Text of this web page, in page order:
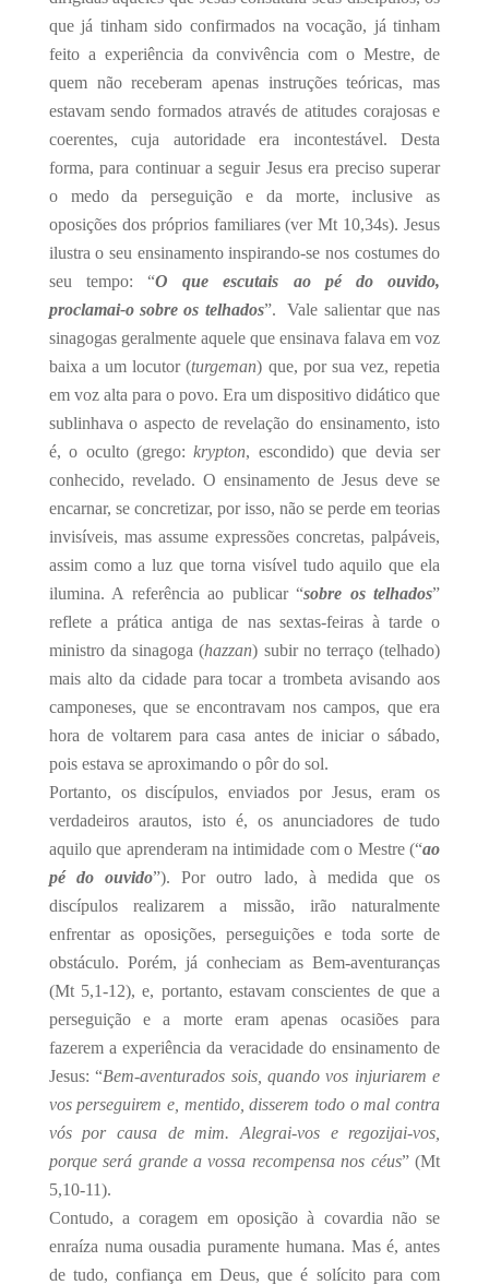
que já tinham sido confirmados na vocação, já tinham
feito a experiência da convivência com o Mestre, de
quem não receberam apenas instruções teóricas, mas
estavam sendo formados através de atitudes corajosas e
coerentes, cuja autoridade era incontestável. Desta
forma, para continuar a seguir Jesus era preciso superar
o medo da perseguição e da morte, inclusive as
oposições dos próprios familiares (ver Mt 10,34s). Jesus
ilustra o seu ensinamento inspirando-se nos costumes do
seu tempo: “O que escutais ao pé do ouvido,
proclamai-o sobre os telhados”. Vale salientar que nas
sinagogas geralmente aquele que ensinava falava em voz
baixa a um locutor (turgeman) que, por sua vez, repetia
em voz alta para o povo. Era um dispositivo didático que
sublinhava o aspecto de revelação do ensinamento, isto
é, o oculto (grego:krypton, escondido) que devia ser
conhecido, revelado. O ensinamento de Jesus deve se
encarnar, se concretizar, por isso, não se perde em teorias
invisíveis, mas assume expressões concretas, palpáveis,
assim como a luz que torna visível tudo aquilo que ela
ilumina. A referência ao publicar “sobre os telhados”
reflete a prática antiga de nas sextas-feiras à tarde o
ministro da sinagoga (hazzan) subir no terraço (telhado)
mais alto da cidade para tocar a trombeta avisando aos
camponeses, que se encontravam nos campos, que era
hora de voltarem para casa antes de iniciar o sábado,
pois estava se aproximando o pôr do sol.
Portanto, os discípulos, enviados por Jesus, eram os
verdadeiros arautos, isto é, os anunciadores de tudo
aquilo que aprenderam na intimidade com o Mestre (“ao
pé do ouvido”). Por outro lado, à medida que os
discípulos realizarem a missão, irão naturalmente
enfrentar as oposições, perseguições e toda sorte de
obstáculo. Porém, já conheciam as Bem-aventuranças
(Mt 5,1-12), e, portanto, estavam conscientes de que a
perseguição e a morte eram apenas ocasiões para
fazerem a experiência da veracidade do ensinamento de
Jesus: “Bem-aventurados sois, quando vos injuriarem e
vos perseguirem e, mentido, disserem todo o mal contra
vós por causa de mim. Alegrai-vos e regozijai-vos,
porque será grande a vossa recompensa nos céus” (Mt
5,10-11).
Contudo, a coragem em oposição à covardia não se
enraíza numa ousadia puramente humana. Mas é, antes
de tudo, confiança em Deus, que é solícito para com